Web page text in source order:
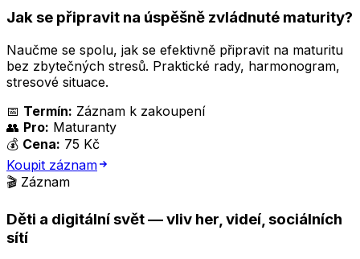
Jak se připravit na úspěšně zvládnuté maturity?
Naučme se spolu, jak se efektivně připravit na maturitu
bez zbytečných stresů. Praktické rady, harmonogram,
stresové situace.
📅 Termín: Záznam k zakoupení
👥 Pro: Maturanty
💰 Cena: 75 Kč
Koupit záznam
🎬 Záznam
Děti a digitální svět — vliv her, videí, sociálních
sítí